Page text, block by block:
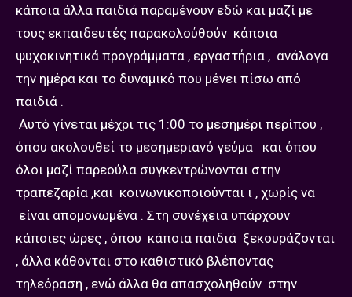
κάποια άλλα παιδιά παραμένουν εδώ και μαζί με
τους εκπαιδευτές παρακολούθούν κάποια
ψυχοκινητικά προγράμματα , εργαστήρια , ανάλογα
την ημέρα και το δυναμικό που μένει πίσω από
παιδιά .
Αυτό γίνεται μέχρι τις 1:00 το μεσημέρι περίπου ,
όπου ακολουθεί το μεσημεριανό γεύμα και όπου
όλοι μαζί παρεούλα συγκεντρώνονται στην
τραπεζαρία ,και κοινωνικοποιούνται ι , χωρίς να
είναι απομονωμένα . Στη συνέχεια υπάρχουν
κάποιες ώρες , όπου κάποια παιδιά ξεκουράζονται
, άλλα κάθονται στο καθιστικό βλέποντας
τηλεόραση , ενώ άλλα θα απασχοληθούν στην